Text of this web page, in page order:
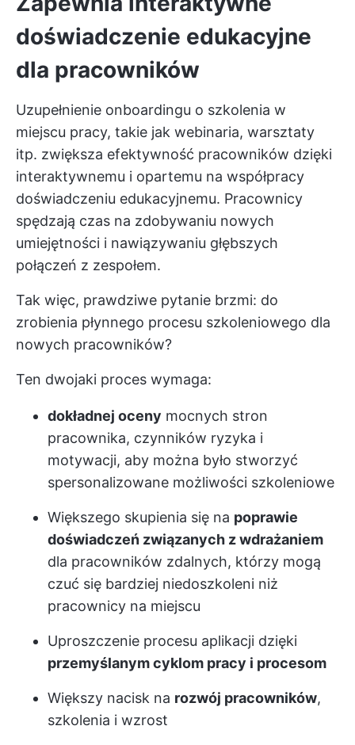
doświadczenie edukacyjne
dla pracowników
Uzupełnienie onboardingu o szkolenia w
miejscu pracy, takie jak webinaria, warsztaty
itp. zwiększa efektywność pracowników dzięki
interaktywnemu i opartemu na współpracy
doświadczeniu edukacyjnemu. Pracownicy
spędzają czas na zdobywaniu nowych
umiejętności i nawiązywaniu głębszych
połączeń z zespołem.
Tak więc, prawdziwe pytanie brzmi: do
zrobienia płynnego procesu szkoleniowego dla
nowych pracowników?
Ten dwojaki proces wymaga:
dokładnej oceny mocnych stron
pracownika, czynników ryzyka i
motywacji, aby można było stworzyć
spersonalizowane możliwości szkoleniowe
Większego skupienia się na poprawie
doświadczeń związanych z wdrażaniem
dla pracowników zdalnych, którzy mogą
czuć się bardziej niedoszkoleni niż
pracownicy na miejscu
Uproszczenie procesu aplikacji dzięki
przemyślanym cyklom pracy i procesom
Większy nacisk na rozwój pracowników,
szkolenia i wzrost